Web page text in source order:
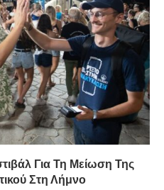
Για Τη Μείωση Της
Στη Λήμνο